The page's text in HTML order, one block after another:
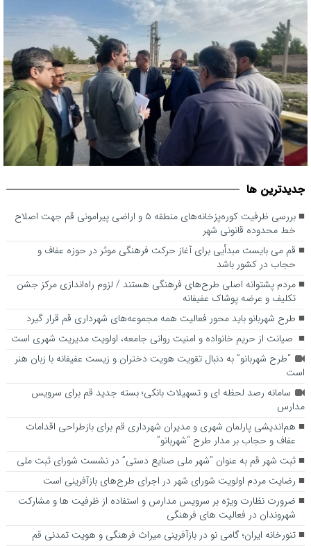
اصلاح خط محدوده قانونی شهر
جديدترين ها
بررسی ظرفیت کوره‌پزخانه‌های منطقه ۵ و اراضی پیرامونی قم جهت اصلاح
خط محدوده قانونی شهر
قم می بایست مبدأیی برای آغاز حرکت فرهنگی موثر در حوزه عفاف و
حجاب در کشور باشد
مردم پشتوانه اصلی طرح‌های فرهنگی هستند / لزوم راه‌اندازی مرکز جشن
تکلیف و عرضه پوشاک عفیفانه
طرح شهربانو باید محور فعالیت همه مجموعه‌های شهرداری قم قرار گیرد
صیانت از حریم خانواده و امنیت روانی جامعه، اولویت مدیریت شهری است
“طرح شهربانو” به دنبال تقویت هویت دختران و زیست عفیفانه با زبان هنر
است
سامانه رصد لحظه ای و تسهیلات بانکی؛ بسته جدید قم برای سرویس
مدارس
هم‌اندیشی پارلمان شهری و مدیران شهرداری قم برای بازطراحی اقدامات
عفاف و حجاب بر مدار طرح “شهربانو”
ثبت شهر قم به عنوان “شهر ملی صنایع دستی” در نشست شورای ثبت ملی
رضایت مردم اولویت شورای شهر در اجرای طرح‌های بازآفرینی است
ضرورت نظارت ویژه بر سرویس مدارس و استفاده از ظرفیت ها و مشارکت
شهروندان در فعالیت های فرهنگی
تنورخانه ایران؛ گامی نو در بازآفرینی میراث فرهنگی و هویت تمدنی قم